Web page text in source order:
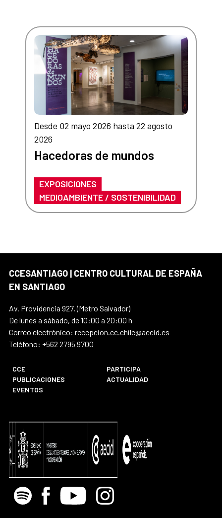
Desde 02 mayo 2026 hasta 22 agosto
2026
Hacedoras de mundos
EXPOSICIONES
MEDIOAMBIENTE / SOSTENIBILIDAD
CCESANTIAGO | CENTRO CULTURAL DE ESPAÑA
EN SANTIAGO
Av. Providencia 927, (Metro Salvador)
De lunes a sábado, de 10:00 a 20:00 h
Correo electrónico: recepcion.cc.chile@aecid.es
Teléfono: +562 2795 9700
CCE
PARTICIPA
PUBLICACIONES
ACTUALIDAD
EVENTOS
Spotify Facebook
Youtube Instagram